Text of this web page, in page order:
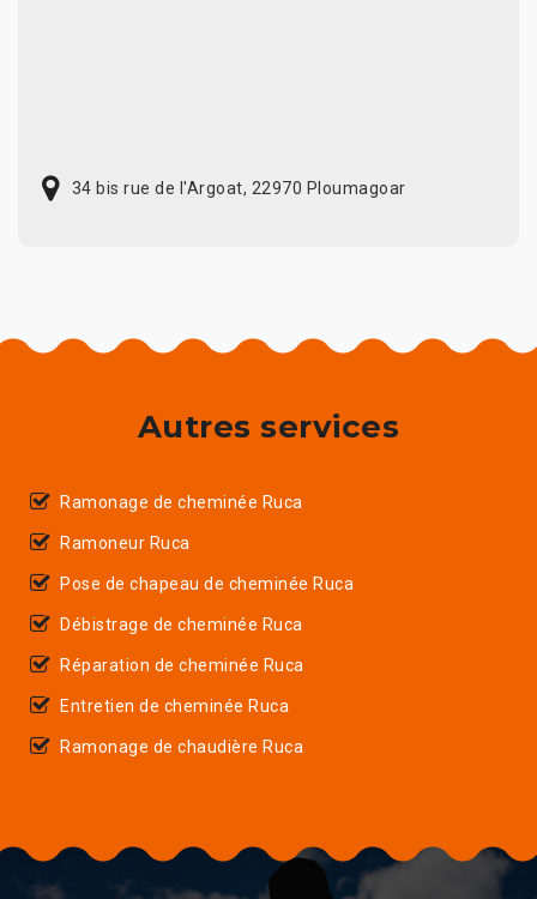
34 bis rue de l'Argoat, 22970 Ploumagoar
Autres services
Ramonage de cheminée Ruca
Ramoneur Ruca
Pose de chapeau de cheminée Ruca
Débistrage de cheminée Ruca
Réparation de cheminée Ruca
Entretien de cheminée Ruca
Ramonage de chaudière Ruca